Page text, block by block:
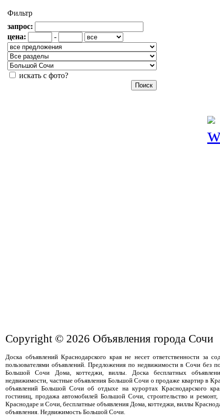
Фильтр
запрос:
цена:
-
искать с фото?
Copyright © 2026 Объявления города Сочи
Доска объявлений Краснодарского края не несет ответственности за
пользователями объявлений. Предложения по недвижимости в Сочи без
Большой Сочи Дома, коттеджи, виллы. Доска бесплатных
недвижимости, частные объявления Большой Сочи о продаже квартир в
объявлений Большой Сочи об отдыхе на курортах Краснодарского
гостиниц, продажа автомобилей Большой Сочи, строительство и
Краснодаре и Сочи, бесплатные объявления Дома, коттеджи, виллы
объявления. Недвижимость Большой Сочи.